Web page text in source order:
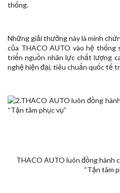
thống.
Những giải thưởng này là minh
của THACO AUTO vào hệ thống
triển nguồn nhân lực chất lượng
nghệ hiện đại, tiêu chuẩn quốc tế
THACO AUTO luôn đồng hành
“Tận tâm